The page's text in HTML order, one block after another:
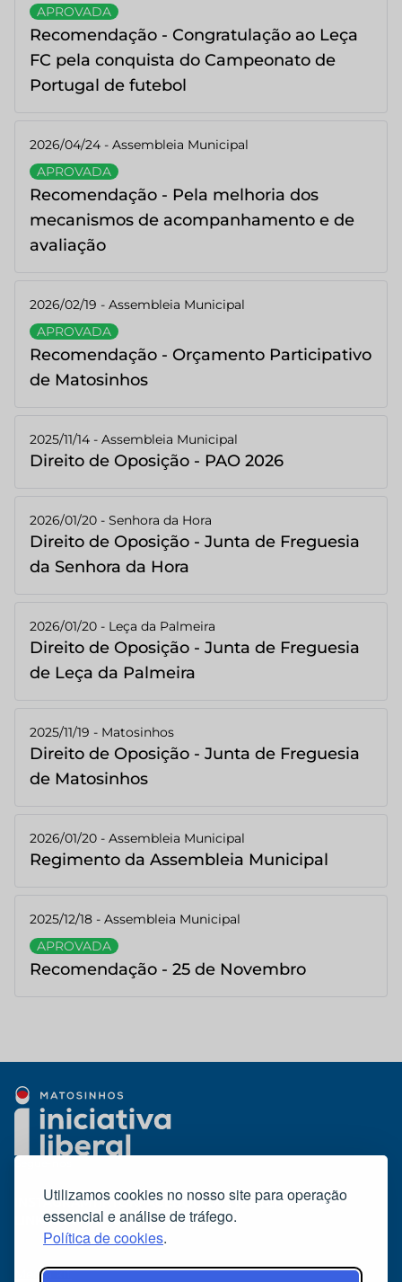
Utilizamos cookies no nosso site para operação
essencial e análise de tráfego.
Política de cookies.
APROVADA
Recomendação - Congratulação ao Leça
FC pela conquista do Campeonato de
Portugal de futebol
2026/04/24 - Assembleia Municipal
APROVADA
Recomendação - Pela melhoria dos
mecanismos de acompanhamento e de
avaliação
2026/02/19 - Assembleia Municipal
APROVADA
Recomendação - Orçamento Participativo
de Matosinhos
2025/11/14 - Assembleia Municipal
Direito de Oposição - PAO 2026
2026/01/20 - Senhora da Hora
Direito de Oposição - Junta de Freguesia
da Senhora da Hora
2026/01/20 - Leça da Palmeira
Direito de Oposição - Junta de Freguesia
de Leça da Palmeira
2025/11/19 - Matosinhos
Direito de Oposição - Junta de Freguesia
de Matosinhos
2026/01/20 - Assembleia Municipal
Regimento da Assembleia Municipal
2025/12/18 - Assembleia Municipal
APROVADA
Recomendação - 25 de Novembro
Segue-nos
INSTAGRAMTIKTOKFACEBOOKX/TWITTER
LINKEDINYOUTUBE
Media kit